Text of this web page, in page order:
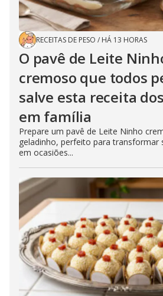
RECEITAS DE PESO / HÁ 13 HORAS
O pavê de Leite
cremoso que todos
salve esta receita
em família
Prepare um pavê de Leite Ninho
geladinho, perfeito para transformar
em ocasiões...